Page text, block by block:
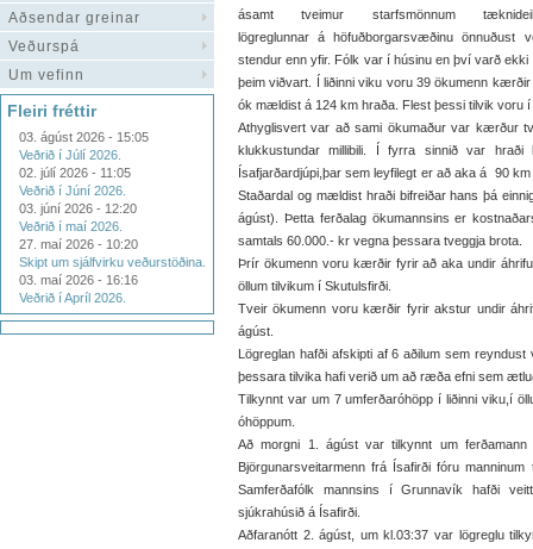
Aðsendar greinar
Veðurspá
Um vefinn
Fleiri fréttir
03. ágúst 2026 - 15:05
Veðrið í Júlí 2026.
02. júlí 2026 - 11:05
Veðrið í Júní 2026.
03. júní 2026 - 12:20
Veðrið í maí 2026.
27. maí 2026 - 10:20
Skipt um sjálfvirku veðurstöðina.
03. maí 2026 - 16:16
Veðrið í Apríl 2026.
ásamt tveimur starfsmönnum
lögreglunnar á höfuðborgarsvæðinu önnuðust
stendur enn yfir. Fólk var í húsinu en því varð
þeim viðvart. Í liðinni viku voru 39 ökumenn
ók mældist á 124 km hraða. Flest þessi tilvik voru
Athyglisvert var að sami ökumaður var kærður
klukkustundar millibili. Í fyrra sinnið var
Ísafjarðardjúpi,þar sem leyfilegt er að aka á 90
Staðardal og mældist hraði bifreiðar hans þá
ágúst). Þetta ferðalag ökumannsins er
samtals 60.000.- kr vegna þessara tveggja brota.
Þrír ökumenn voru kærðir fyrir að aka undir
öllum tilvikum í Skutulsfirði.
Tveir ökumenn voru kærðir fyrir akstur undir
ágúst.
Lögreglan hafði afskipti af 6 aðilum sem
þessara tilvika hafi verið um að ræða efni sem
Tilkynnt var um 7 umferðaróhöpp í liðinni viku,í
óhöppum.
Að morgni 1. ágúst var tilkynnt um
Björgunarsveitarmenn frá Ísafirði fóru
Samferðafólk mannsins í Grunnavík hafði
sjúkrahúsið á Ísafirði.
Aðfaranótt 2. ágúst, um kl.03:37 var lögreglu